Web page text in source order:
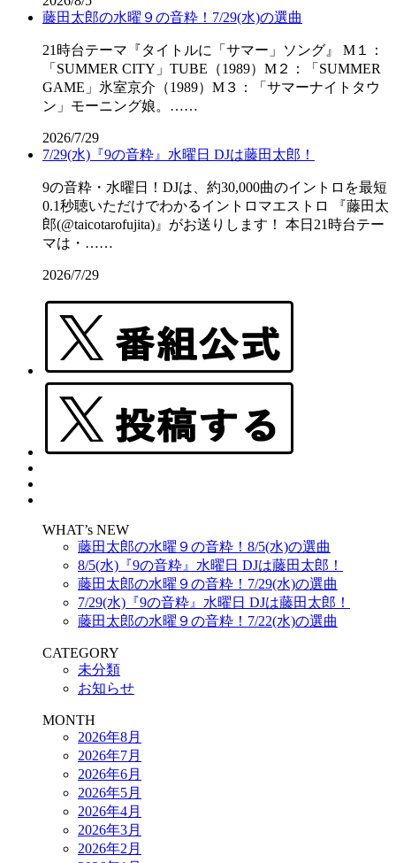
藤田太郎の水曜９の音粋！7/29(水)の選曲
21時台テーマ『タイトルに「サマー」ソング』 M１：
「SUMMER CITY」TUBE（1989）M２：「SUMMER
GAME」氷室京介（1989）M３：「サマーナイトタウ
ン」モーニング娘。……
2026/7/29
7/29(水)『9の音粋』水曜日 DJは藤田太郎！
9の音粋・水曜日！DJは、約30,000曲のイントロを最短
0.1秒聴いただけでわかるイントロマエストロ 『藤田太
郎(@taicotarofujita)』がお送りします！ 本日21時台テー
マは・……
2026/7/29
WHAT’s NEW
藤田太郎の水曜９の音粋！8/5(水)の選曲
8/5(水)『9の音粋』水曜日 DJは藤田太郎！
藤田太郎の水曜９の音粋！7/29(水)の選曲
7/29(水)『9の音粋』水曜日 DJは藤田太郎！
藤田太郎の水曜９の音粋！7/22(水)の選曲
CATEGORY
未分類
お知らせ
MONTH
2026年8月
2026年7月
2026年6月
2026年5月
2026年4月
2026年3月
2026年2月